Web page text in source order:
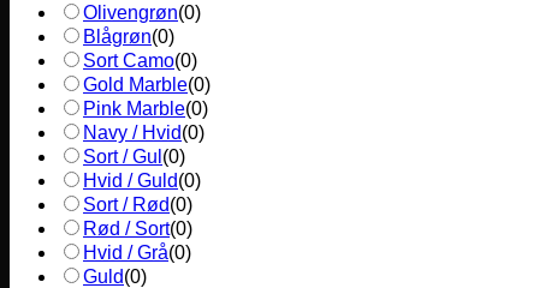
Olivengrøn(0)
Blågrøn(0)
Sort Camo(0)
Gold Marble(0)
Pink Marble(0)
Navy / Hvid(0)
Sort / Gul (0)
Hvid / Guld(0)
Sort / Rød(0)
Rød / Sort(0)
Hvid / Grå(0)
Guld(0)